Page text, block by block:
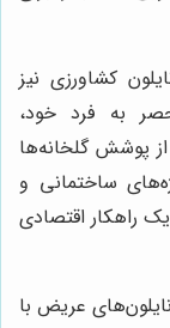
کشاورزی نیز
به فرد خود،
پوشش گلخانه‌ها
ساختمانی و
راهکار اقتصادی
نایلون‌های عریض با